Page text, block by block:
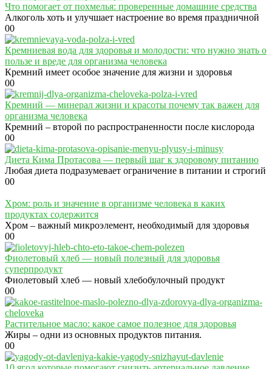
Что помогает от похмелья: проверенные домашние средства
Алкоголь хоть и улучшает настроение во время праздничной
00
Кремниевая вода для здоровья и молодости: что нужно знать о
пользе и вреде для организма человека
Кремний имеет особое значение для жизни и здоровья
00
Кремний — минерал жизни и красоты почему так важен для
организма человека
Кремний – второй по распространенности после кислорода
00
Диета Кима Протасова — первый шаг к здоровому питанию
Любая диета подразумевает ограничение в питании и строгий
00
Хром: роль и значение в организме человека в каких
продуктах содержится
Хром – важный микроэлемент, необходимый для здоровья
00
Фиолетовый хлеб — новый полезный для здоровья
суперпродукт
Фиолетовый хлеб — новый хлебобулочный продукт
00
Растительное масло: какое самое полезное для здоровья
Жиры – одни из основных продуктов питания.
00